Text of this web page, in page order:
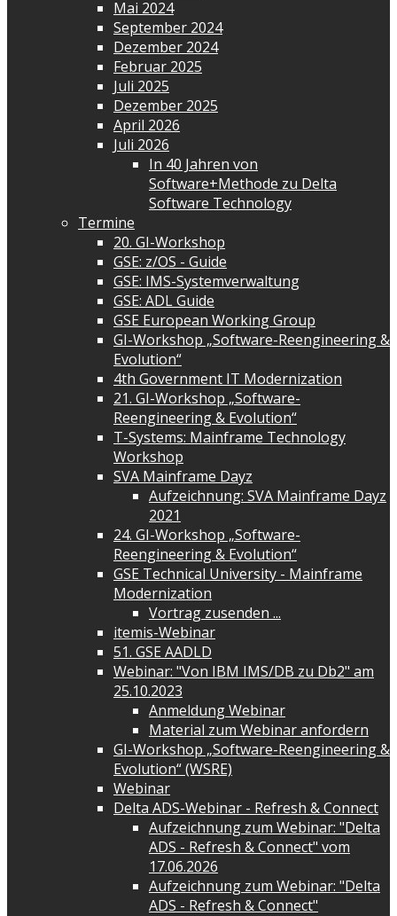
Mai 2024
September 2024
Dezember 2024
Februar 2025
Juli 2025
Dezember 2025
April 2026
Juli 2026
In 40 Jahren von
Software+Methode zu Delta
Software Technology
Termine
20. GI-Workshop
GSE: z/OS - Guide
GSE: IMS-Systemverwaltung
GSE: ADL Guide
GSE European Working Group
GI-Workshop „Software-Reengineering &
Evolution“
4th Government IT Modernization
21. GI-Workshop „Software-
Reengineering & Evolution“
T-Systems: Mainframe Technology
Workshop
SVA Mainframe Dayz
Aufzeichnung: SVA Mainframe Dayz
2021
24. GI-Workshop „Software-
Reengineering & Evolution“
GSE Technical University - Mainframe
Modernization
Vortrag zusenden ...
itemis-Webinar
51. GSE AADLD
Webinar: "Von IBM IMS/DB zu Db2" am
25.10.2023
Anmeldung Webinar
Material zum Webinar anfordern
GI-Workshop „Software-Reengineering &
Evolution“ (WSRE)
Webinar
Delta ADS-Webinar - Refresh & Connect
Aufzeichnung zum Webinar: "Delta
ADS - Refresh & Connect" vom
17.06.2026
Aufzeichnung zum Webinar: "Delta
ADS - Refresh & Connect"